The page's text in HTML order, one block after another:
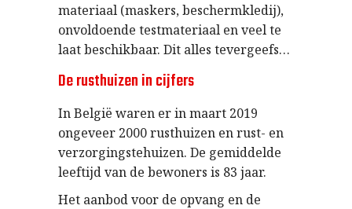
materiaal (maskers, beschermkledij),
onvoldoende testmateriaal en veel te
laat beschikbaar. Dit alles tevergeefs…
De rusthuizen incijfers
In België waren er in maart 2019
ongeveer 2000 rusthuizen en rust- en
verzorgingstehuizen. De gemiddelde
leeftijd van de bewoners is 83 jaar.
Het aanbod voor de opvang en de